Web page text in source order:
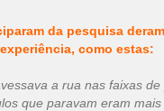
da pesquisa
como estas:
a rua nas faixas
que paravam eram